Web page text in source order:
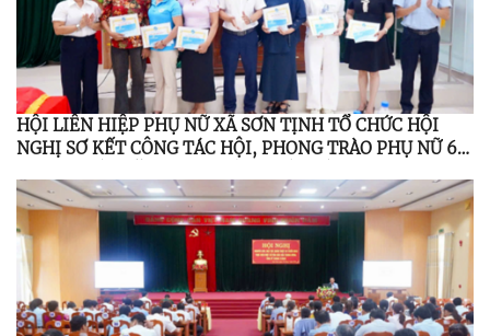
HỘI LIÊN HIỆP PHỤ NỮ XÃ SƠN TỊNH TỔ CHỨC HỘI
NGHỊ SƠ KẾT CÔNG TÁC HỘI, PHONG TRÀO PHỤ NỮ 6
ĐOẠN 2021 – 2026